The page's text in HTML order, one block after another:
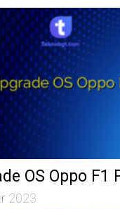
OS Oppo F1
2023